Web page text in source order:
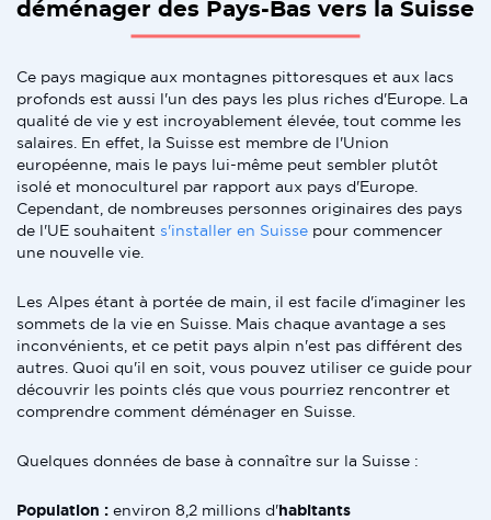
déménager des Pays-Bas vers la Suisse
Ce pays magique aux montagnes pittoresques et aux lacs
profonds est aussi l'un des pays les plus riches d'Europe. La
qualité de vie y est incroyablement élevée, tout comme les
salaires. En effet, la Suisse est membre de l'Union
européenne, mais le pays lui-même peut sembler plutôt
isolé et monoculturel par rapport aux pays d'Europe.
Cependant, de nombreuses personnes originaires des pays
de l'UE souhaitent s'installer en Suisse pour commencer
une nouvelle vie.
Les Alpes étant à portée de main, il est facile d'imaginer les
sommets de la vie en Suisse. Mais chaque avantage a ses
inconvénients, et ce petit pays alpin n'est pas différent des
autres. Quoi qu'il en soit, vous pouvez utiliser ce guide pour
découvrir les points clés que vous pourriez rencontrer et
comprendre comment déménager en Suisse.
Quelques données de base à connaître sur la Suisse :
Population : environ 8,2 millions d'habitants